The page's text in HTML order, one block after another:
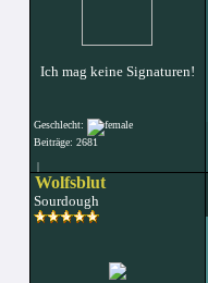
Ich mag keine Signaturen!
Geschlecht:
Beiträge: 2681
|
Wolfsblut
Sourdough